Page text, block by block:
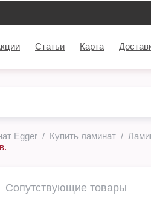
Статьи Карта
Egger Купить ламинат
Сопутствующие товары